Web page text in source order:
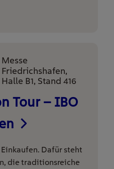
Messe
Friedrichshafen,
Halle B1, Stand 416
Tour – IBO
Dafür steht
die traditionsreiche